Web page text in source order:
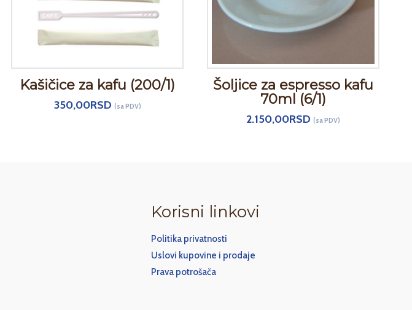
Kašičice za kafu (200/1)
350,00RSD (sa PDV)
Šoljice za espresso kafu
70ml (6/1)
2.150,00RSD(sa PDV)
Korisni linkovi
Politika privatnosti
Uslovi kupovine i prodaje
Prava potrošača